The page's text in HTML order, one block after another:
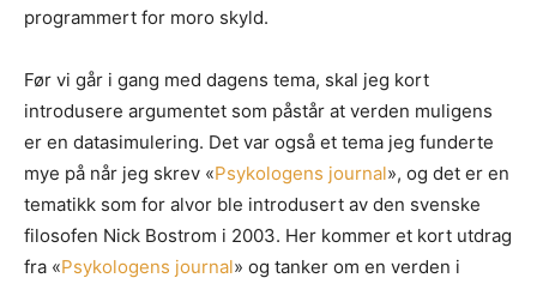
programmert for moro skyld.
Før vi går i gang med dagens tema, skal jeg kort
introdusere argumentet som påstår at verden muligens
er en datasimulering. Det var også et tema jeg funderte
mye på når jeg skrev «Psykologens journal», og det er en
tematikk som for alvor ble introdusert av den svenske
filosofen Nick Bostrom i 2003. Her kommer et kort utdrag
fra «Psykologens journal» og tanker om en verden i